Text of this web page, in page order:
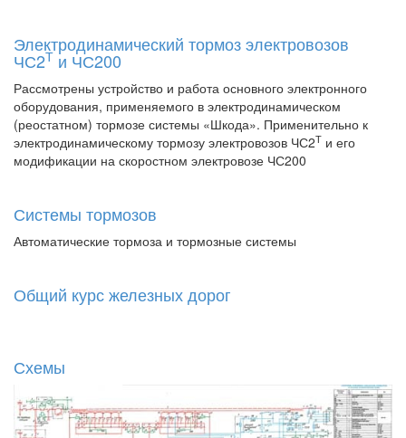
Электродинамический тормоз электровозов
ЧС2Т и ЧС200
Рассмотрены устройство и работа основного электронного
оборудования, применяемого в электродинамическом
(реостатном) тормозе системы «Шкода». Применительно к
электродинамическому тормозу электровозов ЧС2Т и его
модификации на скоростном электровозе ЧС200
Системы тормозов
Автоматические тормоза и тормозные системы
Общий курс железных дорог
Схемы